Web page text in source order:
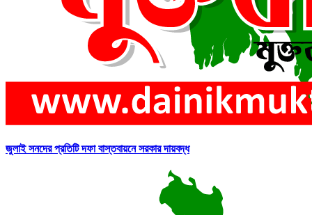
জুলাই সনদের প্রতিটি দফা বাস্তবায়নে সরকার দায়বদ্ধ